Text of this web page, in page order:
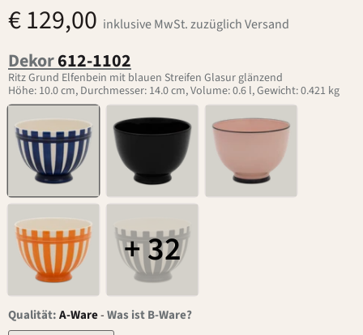
€ 129,00 inklusive MwSt. zuzüglich Versand
Dekor612-1102
Ritz Grund Elfenbein mit blauen Streifen Glasur glänzend
Höhe: 10.0 cm, Durchmesser: 14.0 cm, Volume: 0.6 l, Gewicht: 0.421 kg
+ 32
Qualität:A-Ware-Was ist B-Ware?